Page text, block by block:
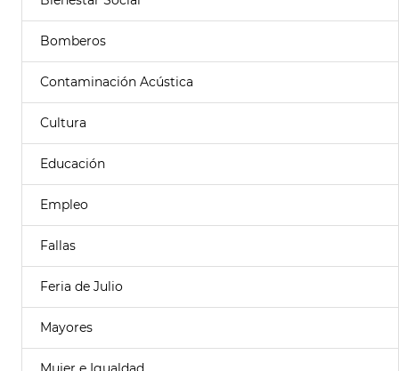
Bomberos
Contaminación Acústica
Cultura
Educación
Empleo
Fallas
Feria de Julio
Mayores